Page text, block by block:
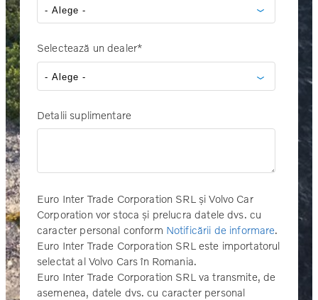
Selectează un dealer*
Detalii suplimentare
Euro Inter Trade Corporation SRL și Volvo Car
Corporation vor stoca și prelucra datele dvs. cu
caracter personal conform Notificării de informare.
Euro Inter Trade Corporation SRL este importatorul
selectat al Volvo Cars în Romania.
Euro Inter Trade Corporation SRL va transmite, de
asemenea, datele dvs. cu caracter personal